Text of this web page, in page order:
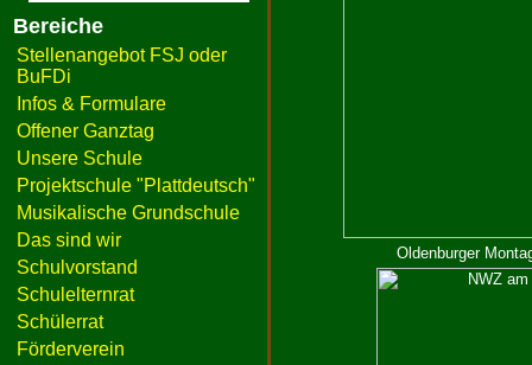
Bereiche
Stellenangebot FSJ oder
BuFDi
Infos & Formulare
Offener Ganztag
Unsere Schule
Projektschule "Plattdeutsch"
Musikalische Grundschule
Das sind wir
Schulvorstand
Schulelternrat
Schülerrat
Förderverein
Oldenburger